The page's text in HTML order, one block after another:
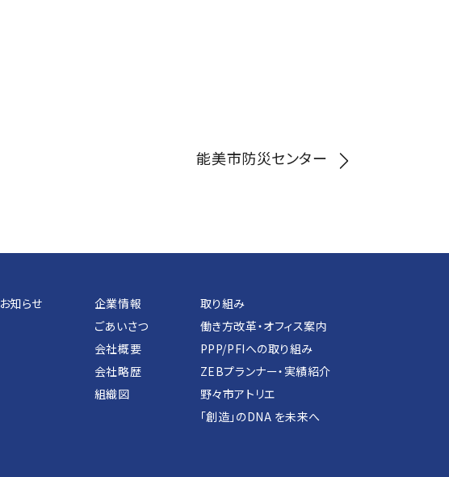
能美市防災センター
お知らせ
企業情報
ごあいさつ
会社概要
会社略歴
組織図
取り組み
働き方改革・オフィス案内
PPP/PFIへの取り組み
ZEBプランナー・実績紹介
野々市アトリエ
「創造」のDNA を未来へ